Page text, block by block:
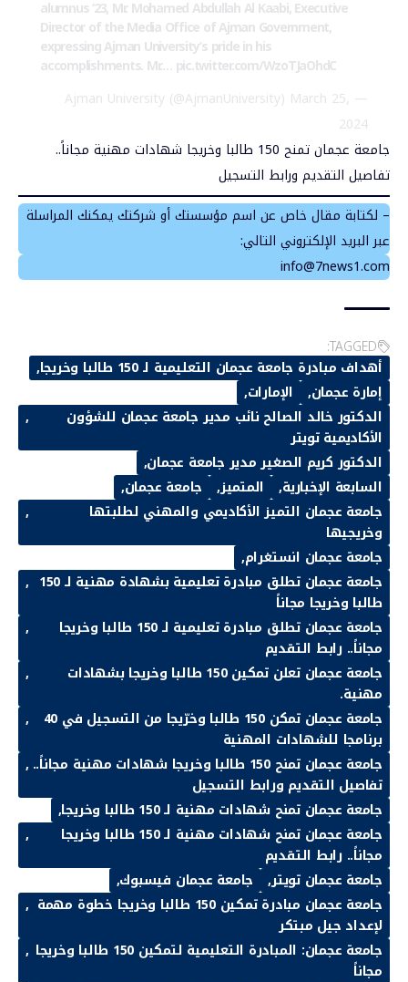
alumnus ‘23, Mr. Mohamed Abdullah Al Kaabi, Executive
Director of the Media Office of Ajman Government,
expressing Ajman University’s pride in his
accomplishments. Mr.…pic.twitter.com/WzoTJaOhdC
— Ajman University (@AjmanUniversity)
March 25,
2024
جامعة عجمان
تمنح 150 طالبا وخريجا شهادات مهنية مجاناً..
تفاصيل التقديم ورابط التسجيل
– لكتابة مقال خاص عن اسم مؤسستك أو شركتك يمكنك المراسلة
عبر البريد الإلكتروني التالي:
info@7news1.com
TAGGED:
أهداف مبادرة جامعة عجمان التعليمية لـ 150 طالبا وخريجا
إمارة عجمان
الإمارات
الدكتور خالد الصالح نائب مدير جامعة عجمان للشؤون
الأكاديمية تويتر
الدكتور كريم الصغير مدير جامعة عجمان
السابعة الإخبارية
المتميز
جامعة عجمان
جامعة عجمان التميز الأكاديمي والمهني لطلبتها
وخريجيها
جامعة عجمان انستغرام
جامعة عجمان تطلق مبادرة تعليمية بشهادة مهنية لـ 150
طالبا وخريجا مجاناً
جامعة عجمان تطلق مبادرة تعليمية لـ 150 طالبا وخريجا
مجاناً.. رابط التقديم
جامعة عجمان تعلن تمكين 150 طالبا وخريجا بشهادات
مهنية.
جامعة عجمان تمكن 150 طالبا وخرّيجا من التسجيل في 40
برنامجا للشهادات المهنية
جامعة عجمان تمنح 150 طالبا وخريجا شهادات مهنية مجاناً..
تفاصيل التقديم ورابط التسجيل
جامعة عجمان تمنح شهادات مهنية لـ 150 طالبا وخريجا
جامعة عجمان تمنح شهادات مهنية لـ 150 طالبا وخريجا
مجاناً.. رابط التقديم
جامعة عجمان تويتر
جامعة عجمان فيسبوك
جامعة عجمان مبادرة تمكين 150 طالبا وخريجا خطوة مهمة
لإعداد جيل مبتكر
جامعة عجمان: المبادرة التعليمية لتمكين 150 طالبا وخريجا
مجاناً